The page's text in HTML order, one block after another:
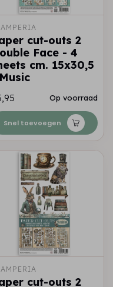
cut-outs 2
Face - 4
cm. 15x30,5
Op voorraad
Snel toevoegen
cut-outs 2